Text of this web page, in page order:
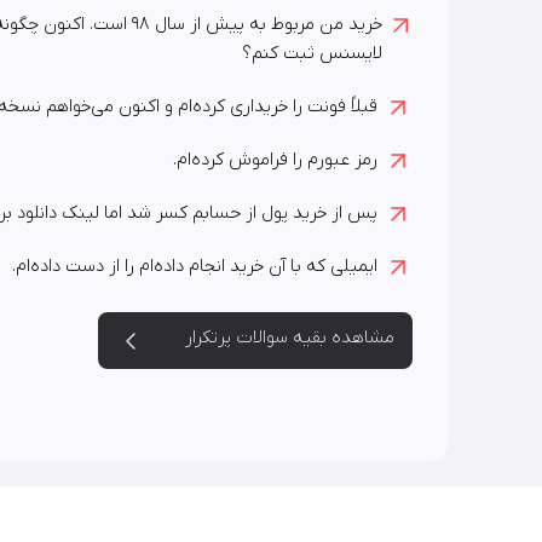
کهربا
خرید من مربوط به پیش از
لایسنس ثبت کنم؟
قبلاً فونت را خریداری کرده‌ام و اکنون می‌خواهم
رمز عبورم را فراموش کرده‌ام.
پس از خرید پول از حسابم کسر شد اما لینک دانلود
ایمیلی که با آن خرید انجام داده‌ام را از دست داده‌ام.
مشاهده بقیه سوالات پرتکرار